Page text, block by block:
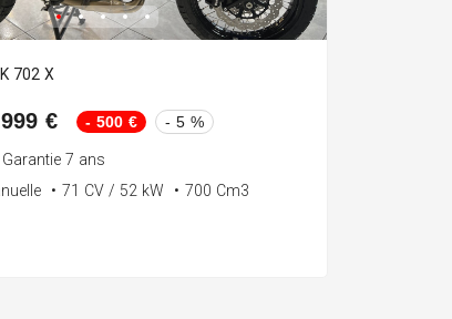
702 X
€ - 500 € - 5 %
Garantie 7 ans
• 71 CV / 52 kW • 700 Cm3